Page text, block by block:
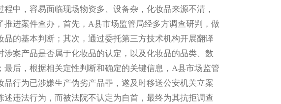
中，容易面临现场物资多、设备杂，化妆品来源不清，
进案件查办，首先，A县市场监管局经多方调查研判，做
的基本判断；其次，通过委托第三方技术机构开展翻译
案产品是否属于化妆品的认定，以及化妆品的品类、数
后，根据相关定性判断和确定的关键信息，A县市场监管
行为已涉嫌生产伪劣产品罪，遂及时移送公安机关立案
违法行为，而被法院不认定为自首，最终为其抗拒调查